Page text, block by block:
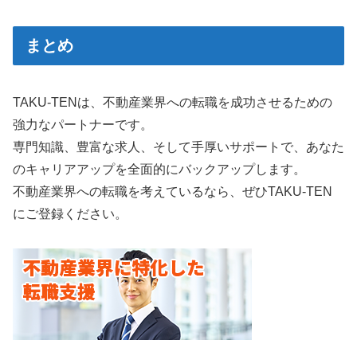
まとめ
TAKU-TENは、不動産業界への転職を成功させるための
強力なパートナーです。
専門知識、豊富な求人、そして手厚いサポートで、あなた
のキャリアアップを全面的にバックアップします。
不動産業界への転職を考えているなら、ぜひTAKU-TEN
にご登録ください。